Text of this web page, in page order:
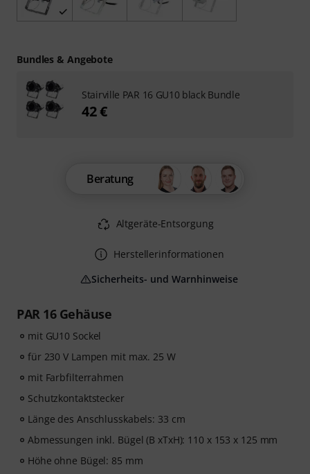
PAR 16 Gehäuse
mit GU10 Sockel
für 230 V Lampen mit max. 25 W
mit Farbfilterrahmen
Schutzkontaktstecker
Länge des Anschlusskabels: 33 cm
Abmessungen inkl. Bügel (B xTxH): 110 x 153 x 125 mm
Höhe ohne Bügel: 85 mm
Beratung
Altgeräte-Entsorgung
Herstellerinformationen
Sicherheits- und Warnhinweise
Bundles & Angebote
Stairville PAR 16 GU10 black Bundle
42 €